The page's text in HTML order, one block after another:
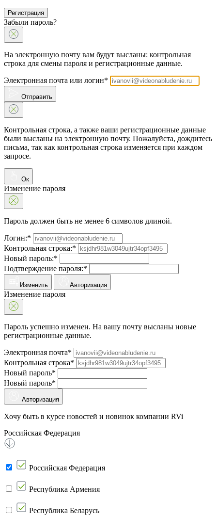
Регистрация
Забыли пароль?
На электронную почту вам будут высланы: контрольная
строка для смены пароля и регистрационные данные.
Электронная почта или логин*
Отправить
Контрольная строка, а также ваши регистрационные данные
были высланы на электронную почту. Пожалуйста, дождитесь
письма, так как контрольная строка изменяется при каждом
запросе.
Ок
Изменение пароля
Пароль должен быть не менее 6 символов длиной.
Логин:*
Контрольная строка:*
Новый пароль:*
Подтверждение пароля:*
Изменить Авторизация
Изменение пароля
Пароль успешно изменен. На вашу почту высланы новые
регистрационные данные.
Электронная почта*
Контрольная строка*
Новый пароль*
Новый пароль*
Авторизация
Хочу быть в курсе новостей и новинок компании RVi
Российская Федерация
Российская Федерация
Республика Армения
Республика Беларусь